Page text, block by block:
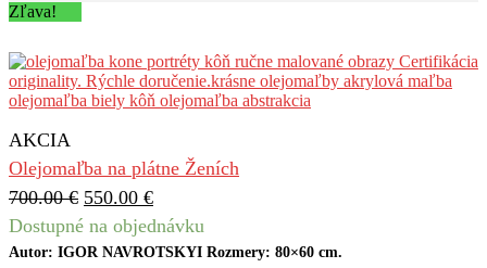
Zľava!
AKCIA
Olejomaľba na plátne Ženích
700.00€ 550.00 €
Dostupné na objednávku
Autor: IGOR NAVROTSKYI Rozmery: 80×60 cm.